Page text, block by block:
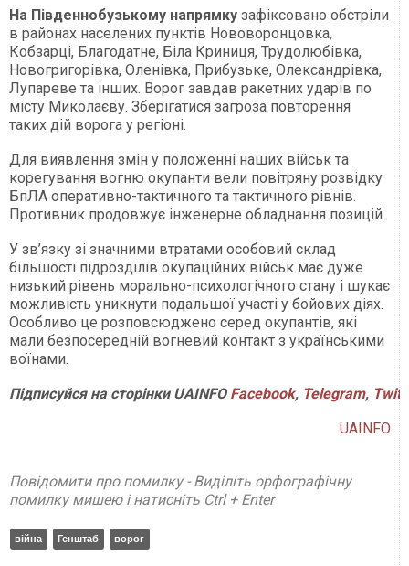
На Південнобузькому напрямку зафіксовано обстріли
в районах населених пунктів Нововоронцовка,
Кобзарці, Благодатне, Біла Криниця, Трудолюбівка,
Новогригорівка, Оленівка, Прибузьке, Олександрівка,
Лупареве та інших. Ворог завдав ракетних ударів по
місту Миколаєву. Зберігатися загроза повторення
таких дій ворога у регіоні.
Для виявлення змін у положенні наших військ та
корегування вогню окупанти вели повітряну розвідку
БпЛА оперативно-тактичного та тактичного рівнів.
Противник продовжує інженерне обладнання позицій.
У зв’язку зі значними втратами особовий склад
більшості підрозділів окупаційних військ має дуже
низький рівень морально-психологічного стану і шукає
можливість уникнути подальшої участі у бойових діях.
Особливо це розповсюджено серед окупантів, які
мали безпосередній вогневий контакт з українськими
воїнами.
Підписуйся на сторінки UAINFO Facebook, Telegram,
UAINFO
Повідомити про помилку - Виділіть орфографічну
помилку мишею і натисніть Ctrl + Enter
війна Генштаб ворог